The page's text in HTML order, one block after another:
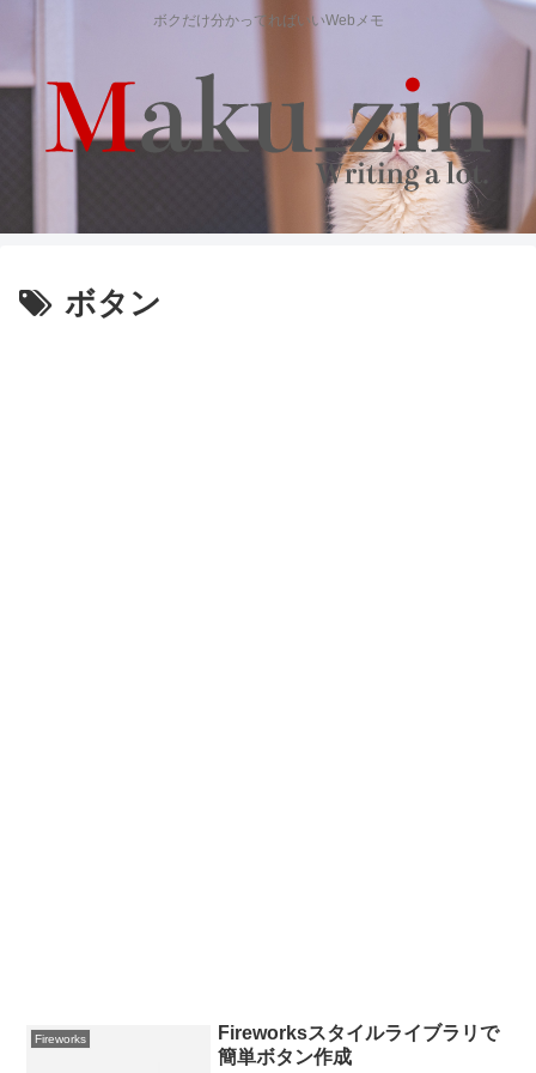
ボクだけ分かってればいいWebメモ
ボタン
Fireworks
Fireworksスタイルライブラリで
簡単ボタン作成